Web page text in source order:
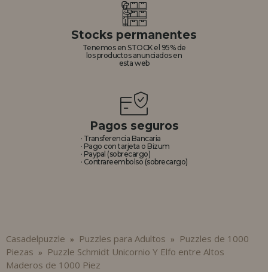
Stocks permanentes
Tenemos en STOCK el 95% de
los productos anunciados en
esta web
Pagos seguros
· Transferencia Bancaria
· Pago con tarjeta o Bizum
· Paypal (sobrecargo)
· Contrareembolso (sobrecargo)
Casadelpuzzle » Puzzles para Adultos »
Puzzles de 1000
Piezas »
Puzzle Schmidt Unicornio Y Elfo entre Altos
Maderos de 1000 Piez